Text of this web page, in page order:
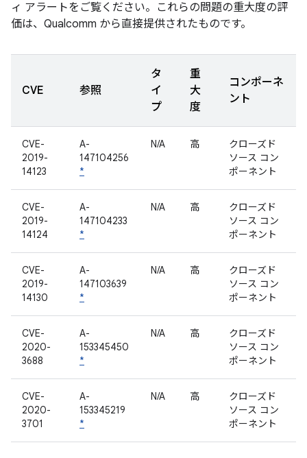
ィ アラートをご覧ください。これらの問題の重大度の評
価は、Qualcomm から直接提供されたものです。
CVE 参照
タ
イ
プ
重
大
度
コンポーネ
ント
CVE-
2019-
14123
A-
147104256
*
N/A 高
クローズド
ソース コン
ポーネント
CVE-
2019-
14124
A-
147104233
*
N/A 高
クローズド
ソース コン
ポーネント
CVE-
2019-
14130
A-
147103639
*
N/A 高
クローズド
ソース コン
ポーネント
CVE-
2020-
3688
A-
153345450
*
N/A 高
クローズド
ソース コン
ポーネント
CVE-
2020-
3701
A-
153345219
*
N/A 高
クローズド
ソース コン
ポーネント